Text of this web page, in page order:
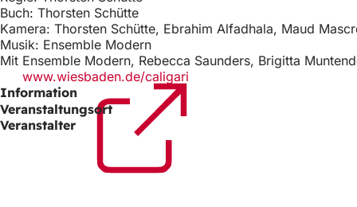
h
h
i
e
r
:
e
n
T
a
b
)
Buch: Thorsten Schütte
Kamera: Thorsten Schütte, Ebrahim Alfadhala, Maud
Musik: Ensemble Modern
Mit Ensemble Modern, Rebecca Saunders, Brigitta
www.wiesbaden.de/caligari
Information
Veranstaltungsort
Veranstalter